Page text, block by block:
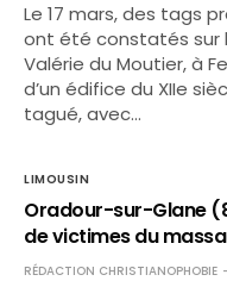
Le 17 mars, des tags
ont été constatés sur
Valérie du Moutier, à
d’un édifice du XIIe
tagué, avec…
LIMOUSIN
Oradour-sur-Glane
de victimes du
RÉDACTION CHRISTIANOPHOBIE